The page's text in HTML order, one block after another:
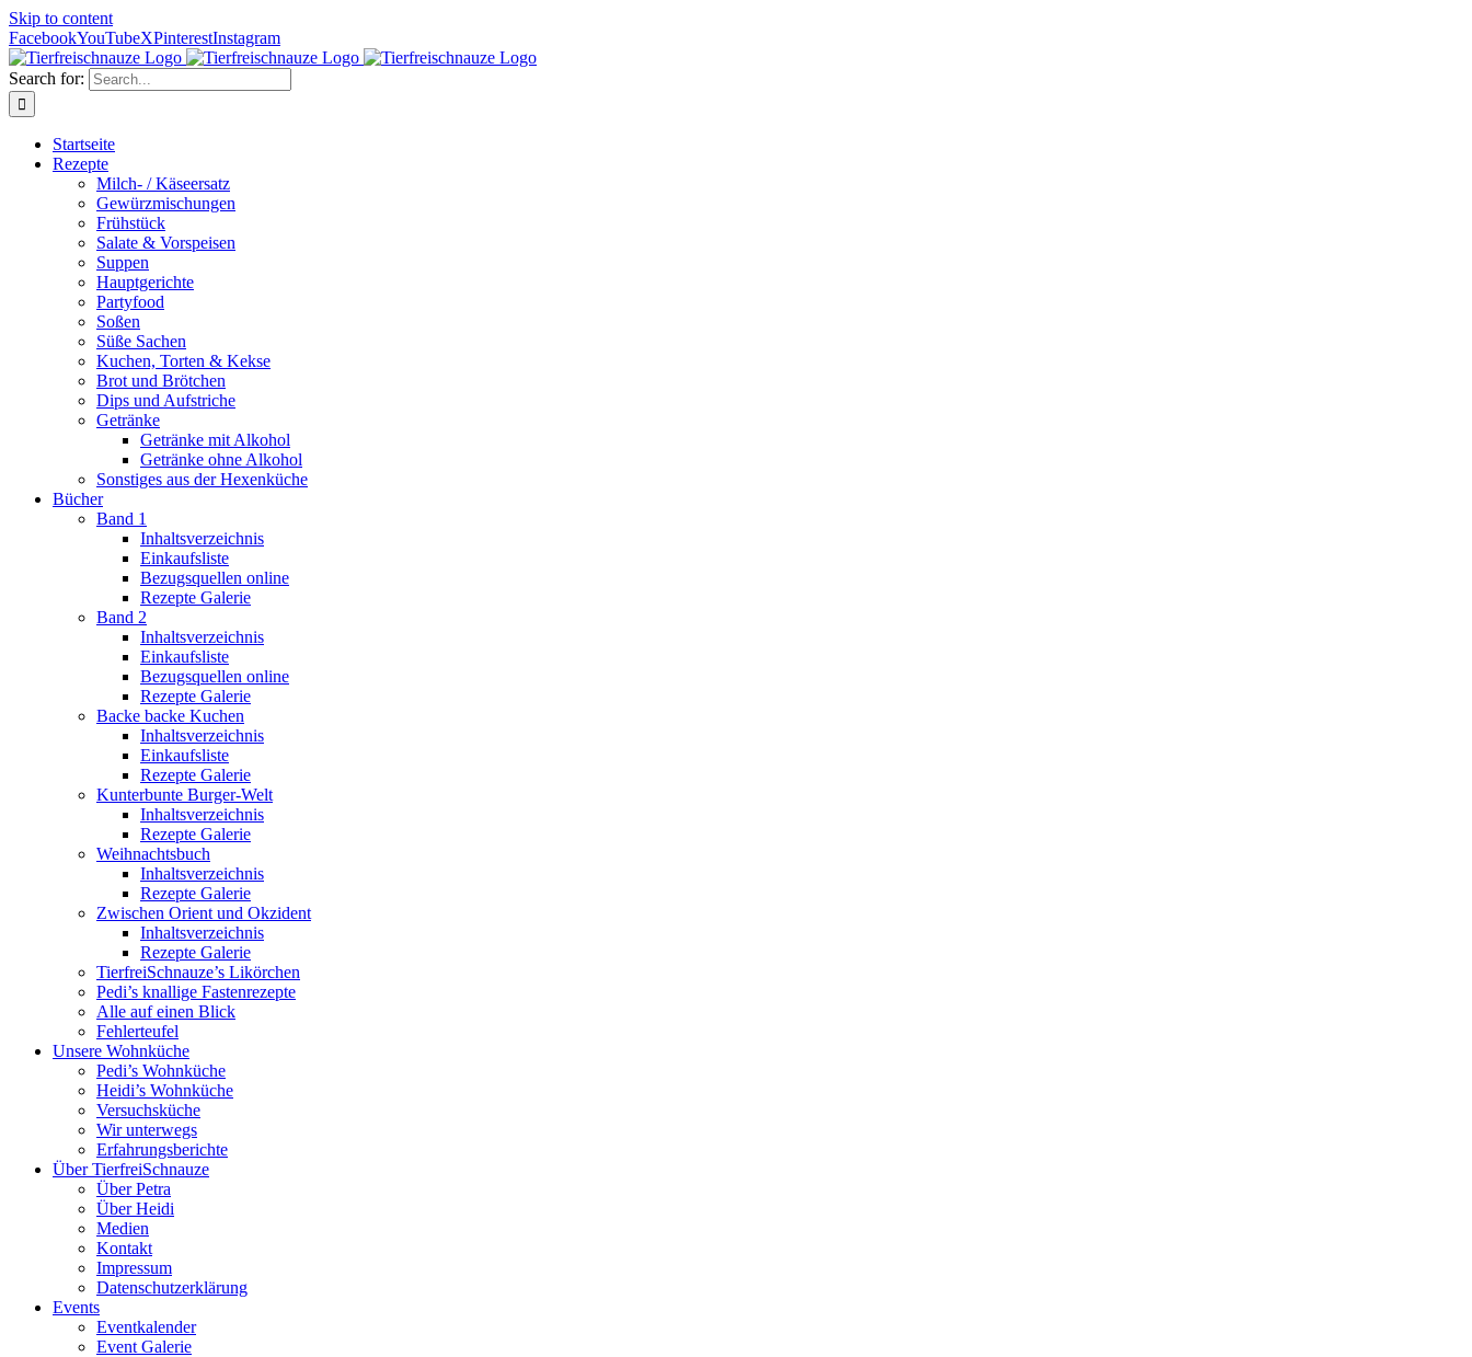
Skip to content
FacebookYouTubeXPinterestInstagram
Search for:
Startseite
Rezepte
Milch- / Käseersatz
Gewürzmischungen
Frühstück
Salate & Vorspeisen
Suppen
Hauptgerichte
Partyfood
Soßen
Süße Sachen
Kuchen, Torten & Kekse
Brot und Brötchen
Dips und Aufstriche
Getränke
Getränke mit Alkohol
Getränke ohne Alkohol
Sonstiges aus der Hexenküche
Bücher
Band 1
Inhaltsverzeichnis
Einkaufsliste
Bezugsquellen online
Rezepte Galerie
Band 2
Inhaltsverzeichnis
Einkaufsliste
Bezugsquellen online
Rezepte Galerie
Backe backe Kuchen
Inhaltsverzeichnis
Einkaufsliste
Rezepte Galerie
Kunterbunte Burger-Welt
Inhaltsverzeichnis
Rezepte Galerie
Weihnachtsbuch
Inhaltsverzeichnis
Rezepte Galerie
Zwischen Orient und Okzident
Inhaltsverzeichnis
Rezepte Galerie
TierfreiSchnauze’s Likörchen
Pedi’s knallige Fastenrezepte
Alle auf einen Blick
Fehlerteufel
Unsere Wohnküche
Pedi’s Wohnküche
Heidi’s Wohnküche
Versuchsküche
Wir unterwegs
Erfahrungsberichte
Über TierfreiSchnauze
Über Petra
Über Heidi
Medien
Kontakt
Impressum
Datenschutzerklärung
Events
Eventkalender
Event Galerie